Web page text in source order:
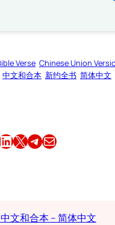
Verse Chinese Union
中文和合本 新约全书 简体中文
on LinkedIn Share this article on X Share this article on TelegramEmail this Article
文和合本 – 简体中文